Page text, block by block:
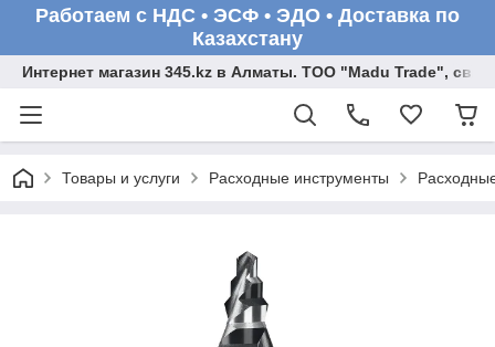
Работаем с НДС • ЭСФ • ЭДО • Доставка по
Казахстану
Интернет магазин 345.kz в Алматы. ТОО "Madu Trade",
Товары и услуги Расходные инструменты